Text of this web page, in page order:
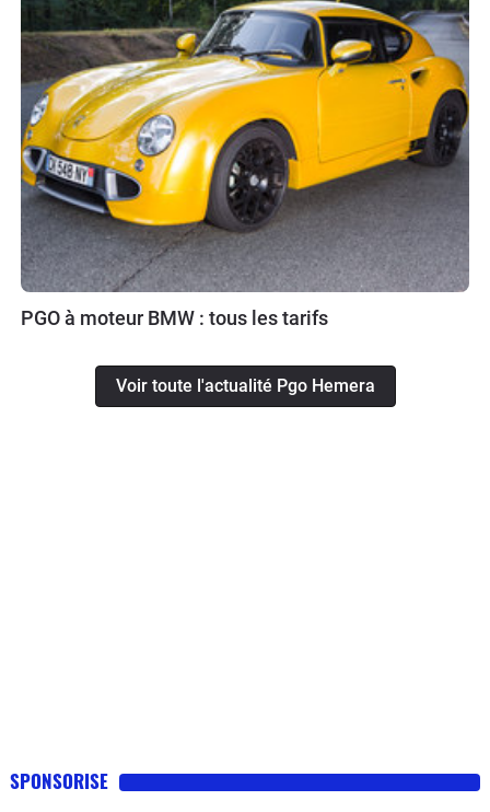
PGO à moteur BMW : tous les tarifs
Voir toute l'actualité Pgo Hemera
SPONSORISE